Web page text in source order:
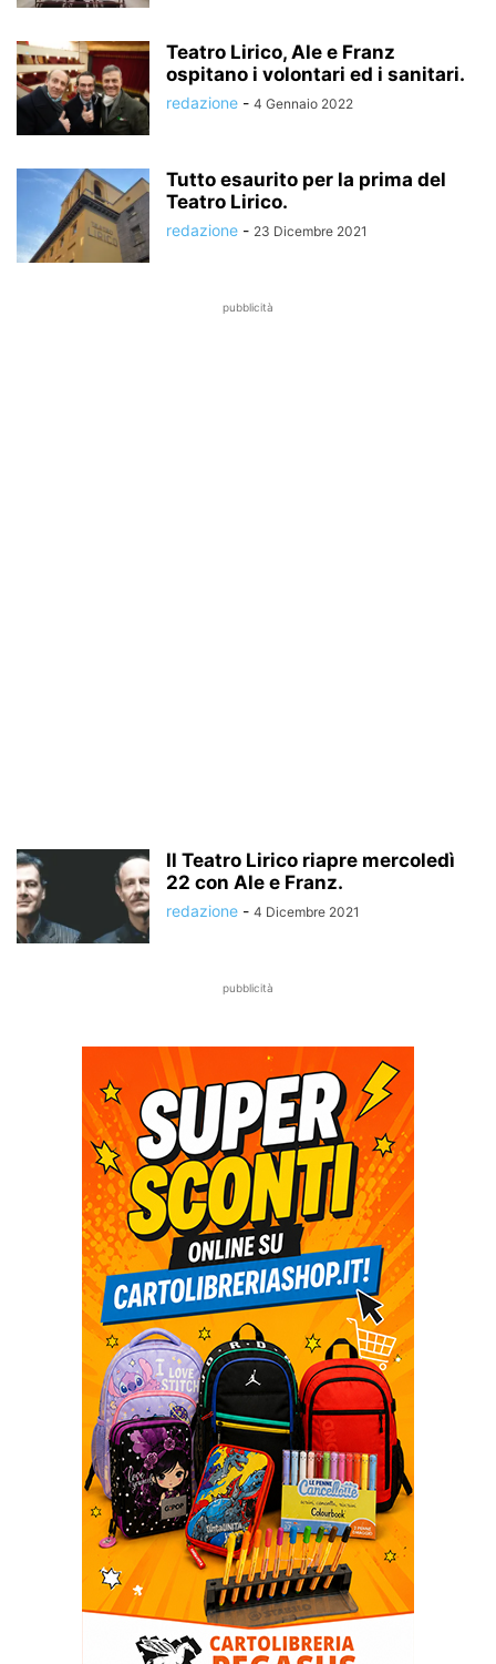
Teatro Lirico, Ale e Franz
ospitano i volontari ed i sanitari.
redazione - 4 Gennaio 2022
Tutto esaurito per la prima del
Teatro Lirico.
redazione - 23 Dicembre 2021
pubblicità
Il Teatro Lirico riapre mercoledì
22 con Ale e Franz.
redazione - 4 Dicembre 2021
pubblicità